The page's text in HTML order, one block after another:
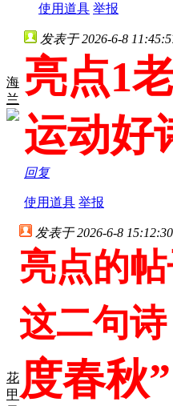
使用道具 举报
海
兰
发表于 2026-6-8
亮点1
运动好
回复
使用道具 举报
花
甲
发表于 2026-6-8 15:12:30
亮点的
这二句诗
度春秋”